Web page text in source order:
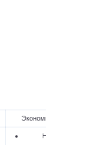
Экономические
Низкая